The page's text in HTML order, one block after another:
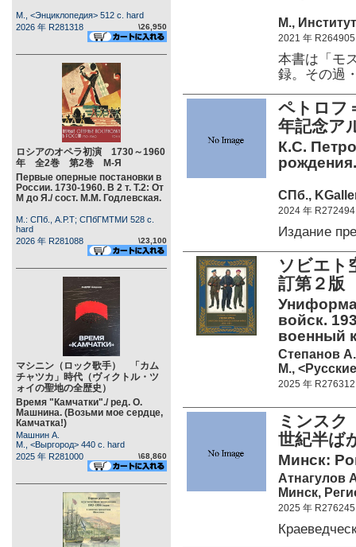
М., <Энциклопедия> 512 c. hard
2026 年 R281318
\26,950
ロシアのオペラ初演 1730～1960
年 全2巻 第2巻 М-Я
Первые оперные постановки в
России. 1730-1960. В 2 т. Т.2: От
М до Я./ сост. М.М. Годлевская.
М.: СПб., А.Р.Т; СПбГМТМИ 528 c.
hard
2026 年 R281088
\23,100
マシニン（ロック歌手） 「カム
チャツカ」時代（ヴィクトル・ツ
ォイの聖地の全歴史）
Время "Камчатки"./ ред. О.
Машнина. (Возьми мое сердце,
Камчатка!)
Машнин А.
М., <Выргород> 440 c. hard
2025 年 R281000
\68,860
М.,
2021 年 R264905
本書は「モ
録。その過
ペトロフ
年記念ア
К.С.
рождения.
СПб.,
2024 年 R272494
Издание
ソビエ
訂第２版
войск.
военный
Степанов
М.,
2025 年 R276312
ミンス
世紀半ば
Минск:
Атнагулов
Минск,
2025 年 R276245